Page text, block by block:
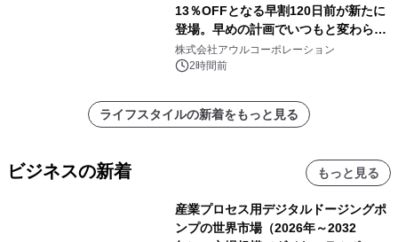
13％OFFとなる早割120日前が新たに
登場。早めの計画でいつもと変わらぬ
大人の冬旅を。ー夕日ヶ浦温泉「佳松
苑 別邸ふうか」ー
株式会社アウルコーポレーション
2時間前
ライフスタイルの新着をもっと見る
ビジネスの新着 もっと見る
産業プロセス用デジタルドージングポ
ンプの世界市場（2026年～2032